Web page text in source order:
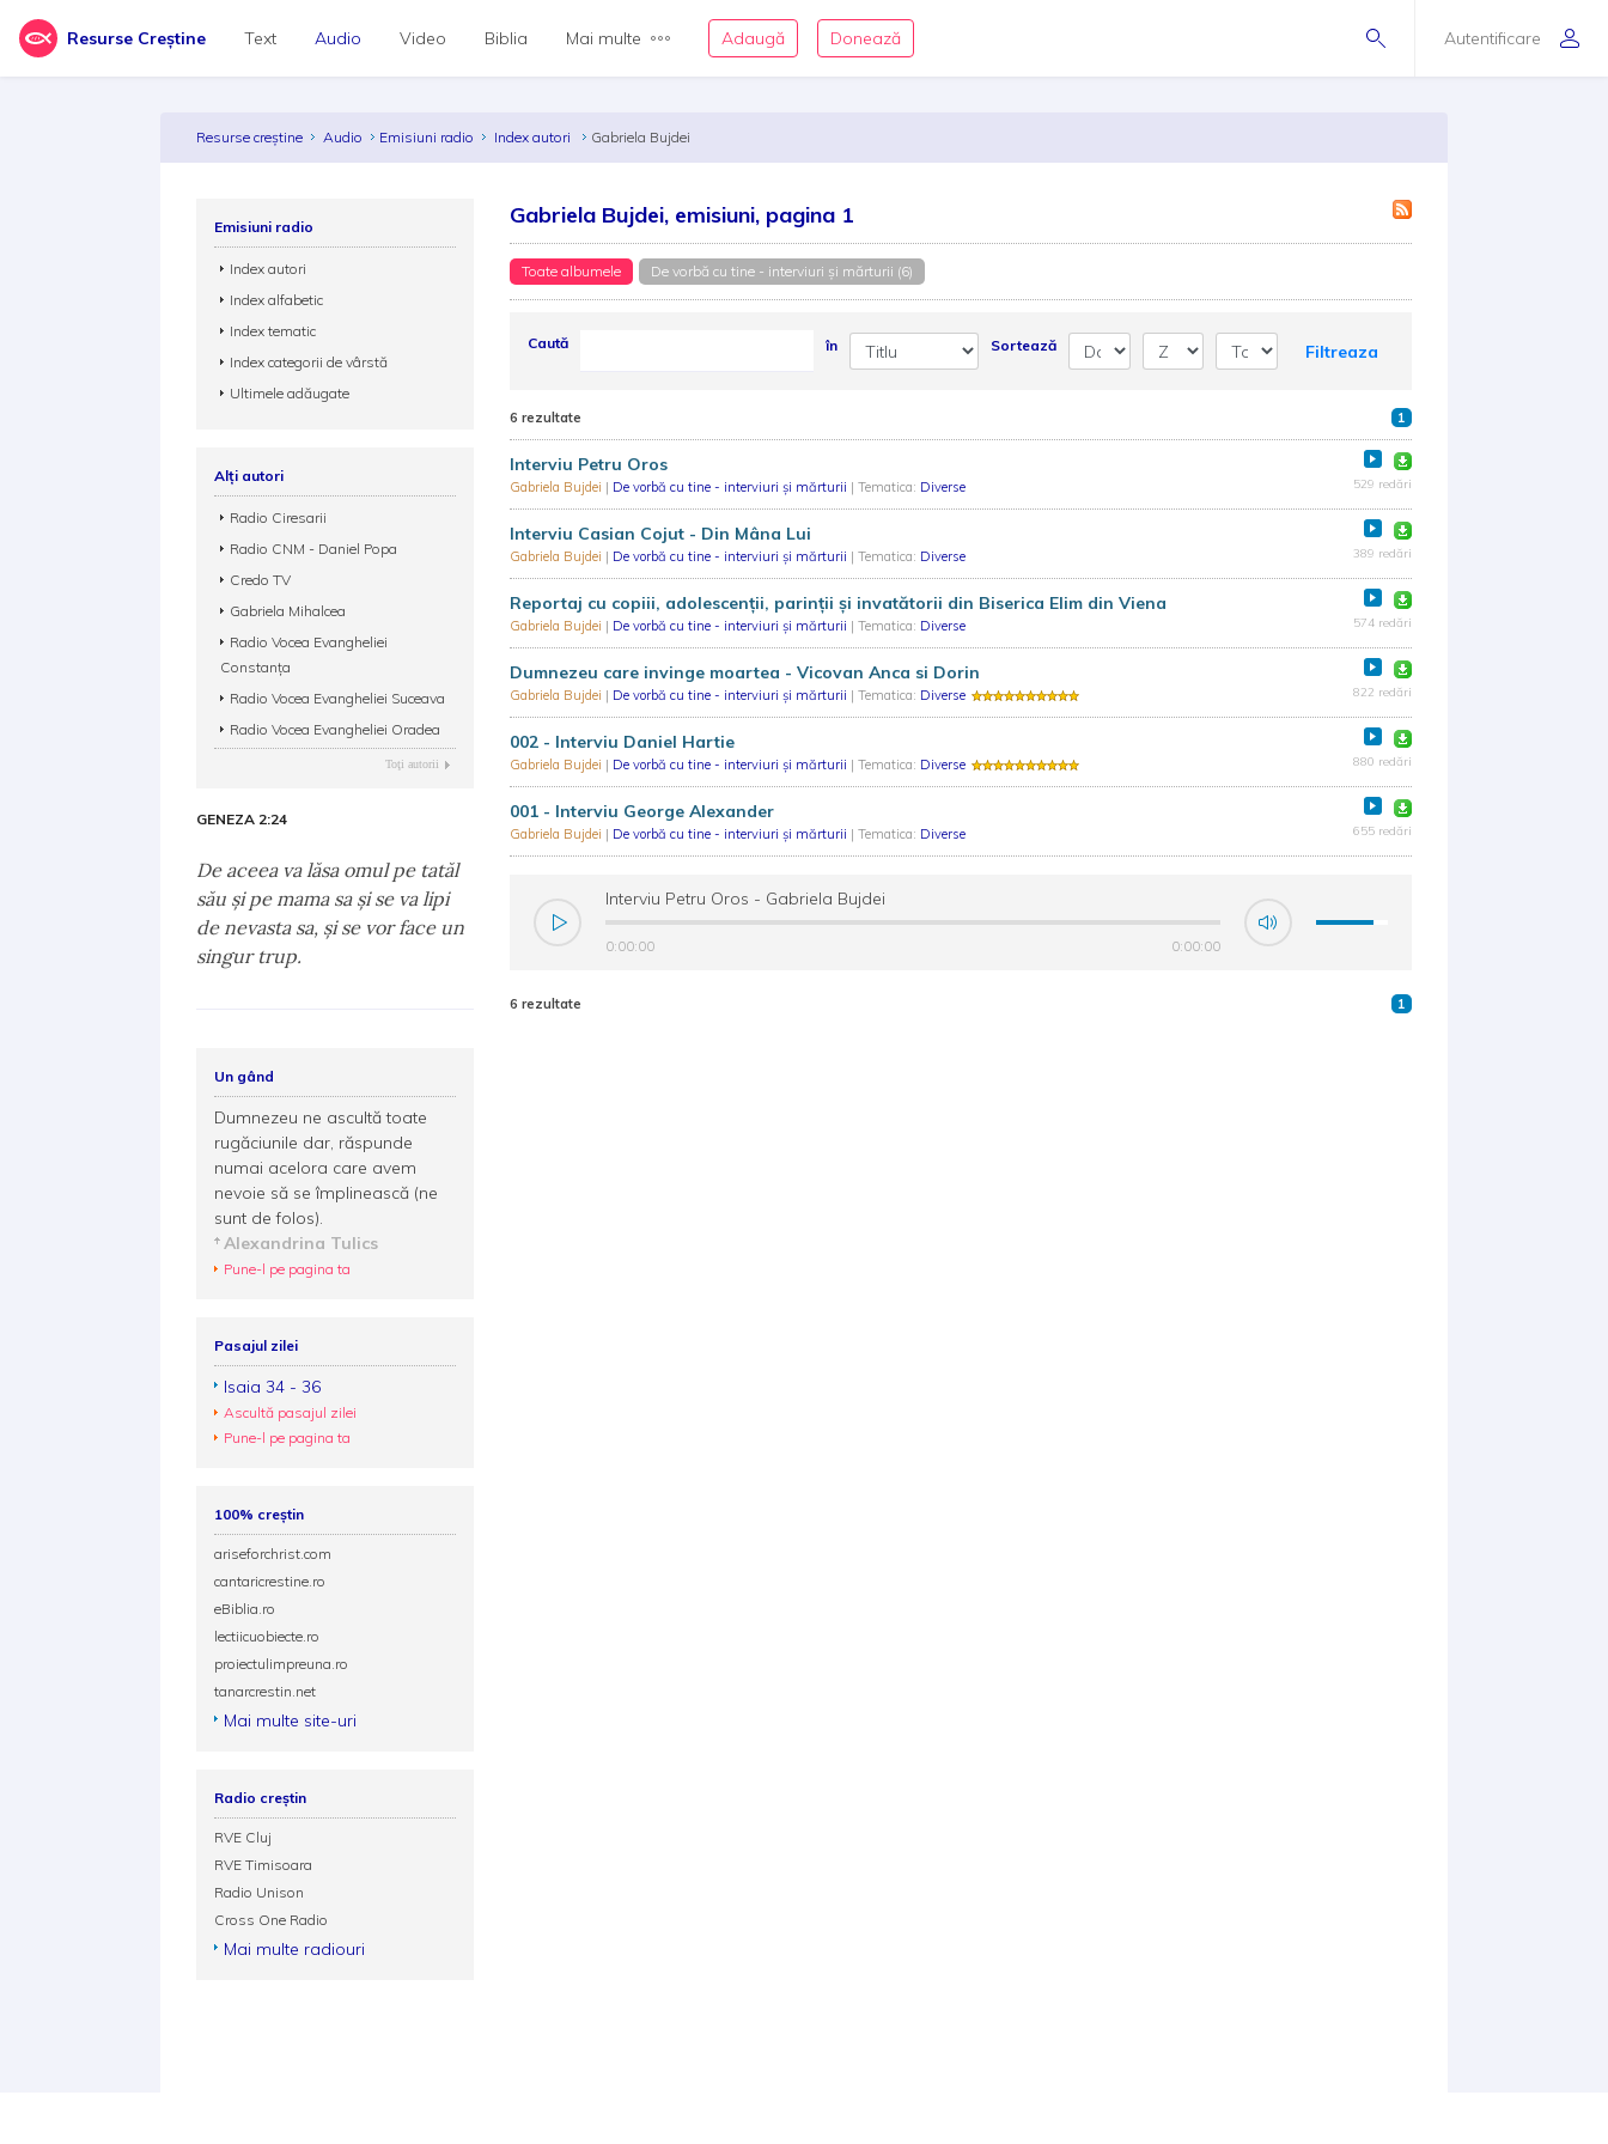
Resurse Creștine Autentificare
Text Audio Video Biblia Mai multe Adaugă Donează
Resurse creștine Audio Emisiuni radio Index autori Gabriela Bujdei
Gabriela Bujdei, emisiuni, pagina 1
Toate albumele De vorbă cu tine - interviuri și mărturii (6)
Caută în Sortează Filtreaza
6 rezultate 1
Interviu Petru Oros
Gabriela Bujdei | De vorbă cu tine - interviuri și mărturii | Tematica: Diverse 529 redări
Interviu Casian Cojut - Din Mâna Lui
Gabriela Bujdei | De vorbă cu tine - interviuri și mărturii | Tematica: Diverse 389 redări
Reportaj cu copiii, adolescenţii, parinții şi invatătorii din Biserica Elim din Viena
Gabriela Bujdei | De vorbă cu tine - interviuri și mărturii | Tematica: Diverse 574 redări
Dumnezeu care invinge moartea - Vicovan Anca si Dorin
Gabriela Bujdei | De vorbă cu tine - interviuri și mărturii | Tematica: Diverse 822 redări
002 - Interviu Daniel Hartie
Gabriela Bujdei | De vorbă cu tine - interviuri și mărturii | Tematica: Diverse 880 redări
001 - Interviu George Alexander
Gabriela Bujdei | De vorbă cu tine - interviuri și mărturii | Tematica: Diverse 655 redări
Interviu Petru Oros - Gabriela Bujdei
0:00:00 0:00:00
6 rezultate 1
Emisiuni radio
Index autori
Index alfabetic
Index tematic
Index categorii de vârstă
Ultimele adăugate
Alți autori
Radio Ciresarii
Radio CNM - Daniel Popa
Credo TV
Gabriela Mihalcea
Radio Vocea Evangheliei
Constanța
Radio Vocea Evangheliei Suceava
Radio Vocea Evangheliei Oradea
Toţi autorii
GENEZA 2:24
De aceea va lăsa omul pe tatăl
său şi pe mama sa şi se va lipi
de nevasta sa, şi se vor face un
singur trup.
Un gând
Dumnezeu ne ascultă toate
rugăciunile dar, răspunde
numai acelora care avem
nevoie să se împlinească (ne
sunt de folos).
Alexandrina Tulics
Pune-l pe pagina ta
Pasajul zilei
Isaia 34 - 36
Ascultă pasajul zilei
Pune-l pe pagina ta
100% creștin
ariseforchrist.com
cantaricrestine.ro
eBiblia.ro
lectiicuobiecte.ro
proiectulimpreuna.ro
tanarcrestin.net
Mai multe site-uri
Radio creștin
RVE Cluj
RVE Timisoara
Radio Unison
Cross One Radio
Mai multe radiouri